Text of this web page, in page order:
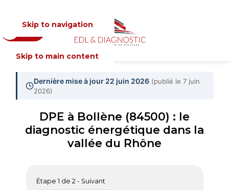
Skip to navigation
Skip to main content
MENU
Dernière mise à jour 22 juin 2026 (publié le 7 juin
2026)
DPE à Bollène (84500) : le
diagnostic énergétique dans la
vallée du Rhône
Étape 1 de 2 - Suivant